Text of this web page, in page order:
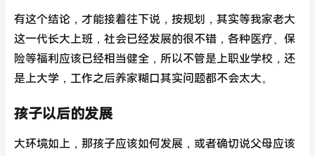
有这个结论，才能接着往下说，按规划，其实等我家老大
这一代长大上班，社会已经发展的很不错，各种医疗、保
险等福利应该已经相当健全，所以不管是上职业学校，还
是上大学，工作之后养家糊口其实问题都不会太大。
孩子以后的发展
大环境如上，那孩子应该如何发展，或者确切说父母应该